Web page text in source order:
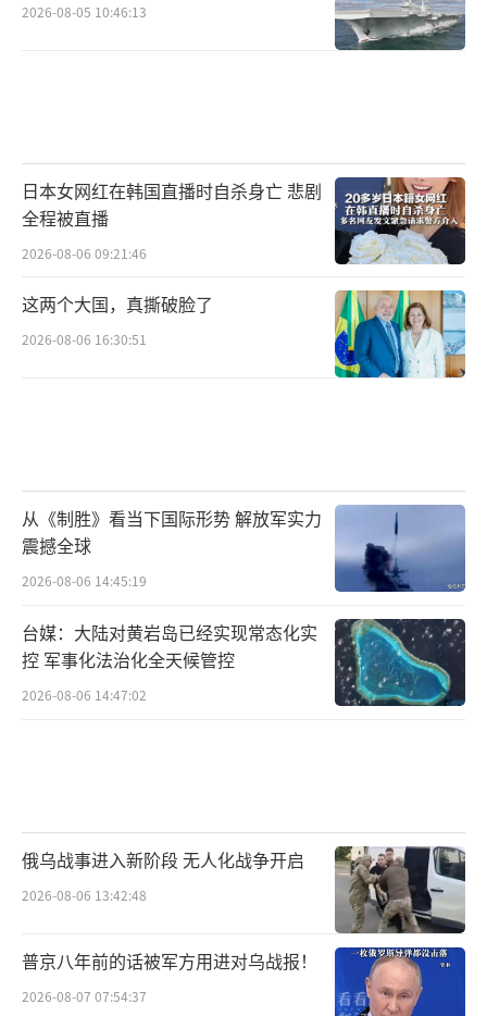
2026-08-05 10:46:13
日本女网红在韩国直播时自杀身亡 悲剧
全程被直播
2026-08-06 09:21:46
这两个大国，真撕破脸了
2026-08-06 16:30:51
从《制胜》看当下国际形势 解放军实力
震撼全球
2026-08-06 14:45:19
台媒：大陆对黄岩岛已经实现常态化实
控 军事化法治化全天候管控
2026-08-06 14:47:02
俄乌战事进入新阶段 无人化战争开启
2026-08-06 13:42:48
普京八年前的话被军方用进对乌战报！
2026-08-07 07:54:37